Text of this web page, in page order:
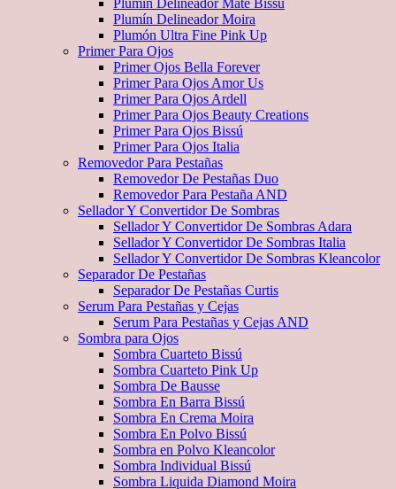
Plumín Delineador Mate Bissú
Plumín Delineador Moira
Plumón Ultra Fine Pink Up
Primer Para Ojos
Primer Ojos Bella Forever
Primer Para Ojos Amor Us
Primer Para Ojos Ardell
Primer Para Ojos Beauty Creations
Primer Para Ojos Bissú
Primer Para Ojos Italia
Removedor Para Pestañas
Removedor De Pestañas Duo
Removedor Para Pestaña AND
Sellador Y Convertidor De Sombras
Sellador Y Convertidor De Sombras Adara
Sellador Y Convertidor De Sombras Italia
Sellador Y Convertidor De Sombras Kleancolor
Separador De Pestañas
Separador De Pestañas Curtis
Serum Para Pestañas y Cejas
Serum Para Pestañas y Cejas AND
Sombra para Ojos
Sombra Cuarteto Bissú
Sombra Cuarteto Pink Up
Sombra De Bausse
Sombra En Barra Bissú
Sombra En Crema Moira
Sombra En Polvo Bissú
Sombra en Polvo Kleancolor
Sombra Individual Bissú
Sombra Liquida Diamond Moira